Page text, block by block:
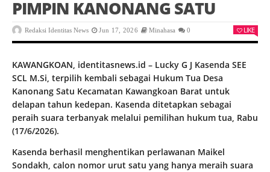
PIMPIN KANONANG SATU
Redaksi Identitas News Jun 17, 2026 Minahasa 0 LIKE
KAWANGKOAN, identitasnews.id – Lucky G J Kasenda SEE
SCL M.Si, terpilih kembali sebagai Hukum Tua Desa
Kanonang Satu Kecamatan Kawangkoan Barat untuk
delapan tahun kedepan. Kasenda ditetapkan sebagai
peraih suara terbanyak melalui pemilihan hukum tua, Rabu
(17/6/2026).
Kasenda berhasil menghentikan perlawanan Maikel
Sondakh, calon nomor urut satu yang hanya meraih suara